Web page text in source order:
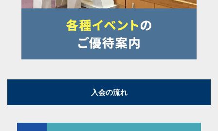
入会の流れ